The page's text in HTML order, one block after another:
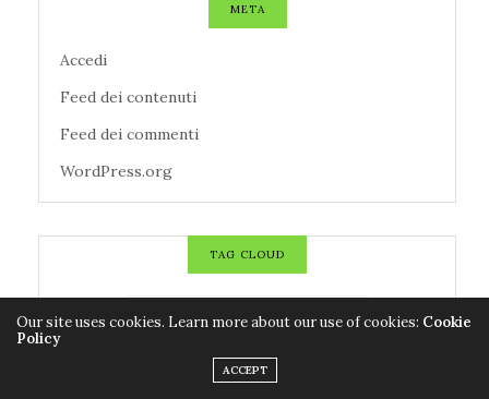
META
Accedi
Feed dei contenuti
Feed dei commenti
WordPress.org
TAG CLOUD
COLDIRETTI
Our site uses cookies. Learn more about our use of cookies: Cookie
Policy
ACCEPT